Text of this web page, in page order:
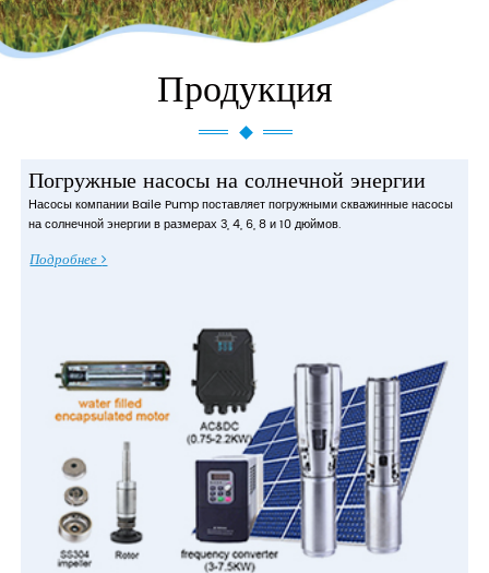
Продукция
Погружные насосы на солнечной энергии
Насосы компании Baile Pump поставляет погружными скважинные насосы
на солнечной энергии в размерах 3, 4, 6, 8 и 10 дюймов.
Подробнее